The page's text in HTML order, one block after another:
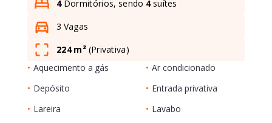
4Dormitórios, sendo 4suítes
3 Vagas
224 m² (Privativa)
• Aquecimento a gás • Ar condicionado
• Depósito • Entrada privativa
• Lareira • Lavabo